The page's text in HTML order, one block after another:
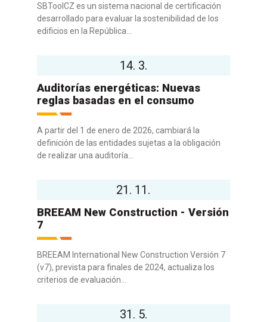
SBToolCZ es un sistema nacional de certificación
desarrollado para evaluar la sostenibilidad de los
edificios en la República...
14. 3.
Auditorías energéticas: Nuevas
reglas basadas en el consumo
A partir del 1 de enero de 2026, cambiará la
definición de las entidades sujetas a la obligación
de realizar una auditoría...
21. 11.
BREEAM New Construction - Versión
7
BREEAM International New Construction Versión 7
(v7), prevista para finales de 2024, actualiza los
criterios de evaluación...
31. 5.